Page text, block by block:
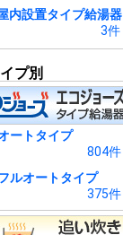
内設置タイプ給湯器
3件
プ別
ートタイプ
804件
ルオートタイプ
375件